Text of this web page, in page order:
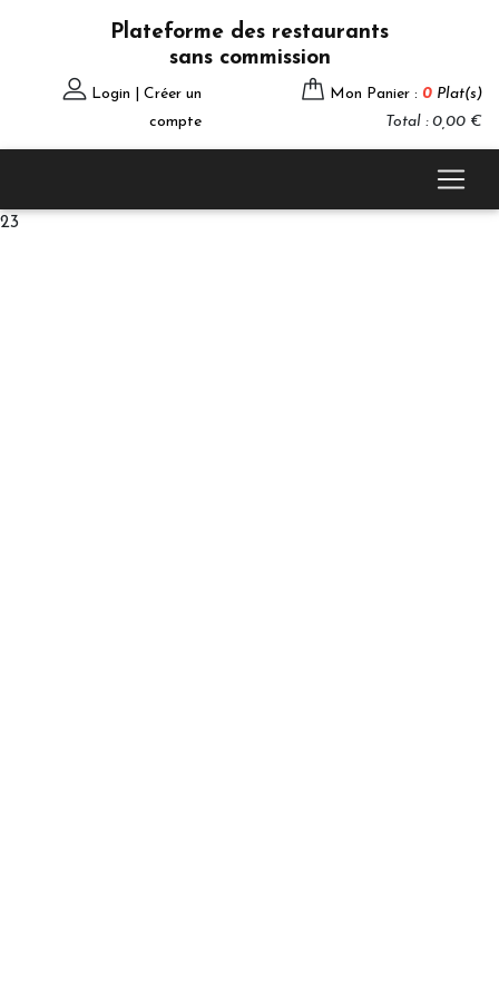
Plateforme des restaurants
sans commission
Login | Créer un
compte
Mon Panier : 0 Plat(s)
Total : 0,00 €
23